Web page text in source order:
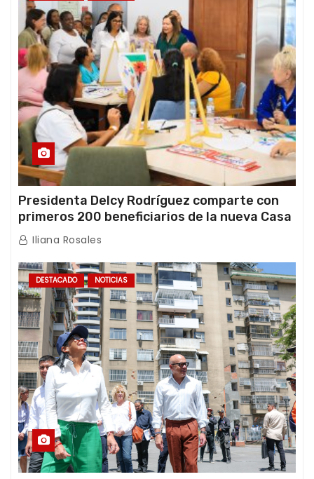
Presidenta Delcy Rodríguez comparte con
primeros 200 beneficiarios de la nueva Casa
de los Abuelos “La Primavera” en Caracas
Iliana Rosales
DESTACADO NOTICIAS